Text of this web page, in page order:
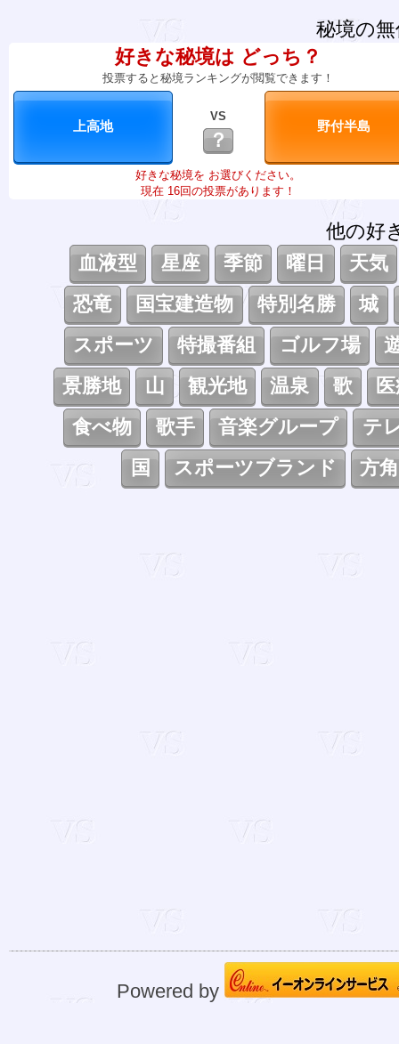
秘境の
好きな秘境は どっち？
投票すると秘境ランキングが閲覧できます！
VS
？
好きな秘境を お選びください。
現在 16回の投票があります！
他の好
血液型
星座 季節 曜日
天気
恐竜
国宝建造物 特別名勝
城
スポーツ
特撮番組 ゴルフ場
景勝地
山 観光地 温泉 歌
食べ物
歌手 音楽グループ
テ
国
スポーツブランド 方角
Powered by